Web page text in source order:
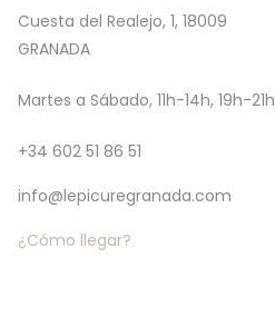
Cuesta del Realejo, 1, 18009
GRANADA
Martes a Sábado, 11h-14h, 19h-21h
+34 602 51 86 51
info@lepicuregranada.com
¿Cómo llegar?